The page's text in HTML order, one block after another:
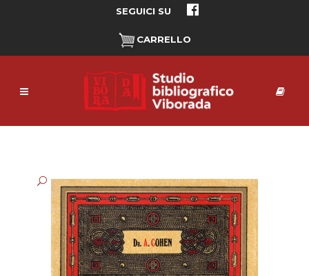
SEGUICI SU
CARRELLO